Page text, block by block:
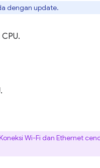
dengan update.
Wi-Fi dan Ethernet